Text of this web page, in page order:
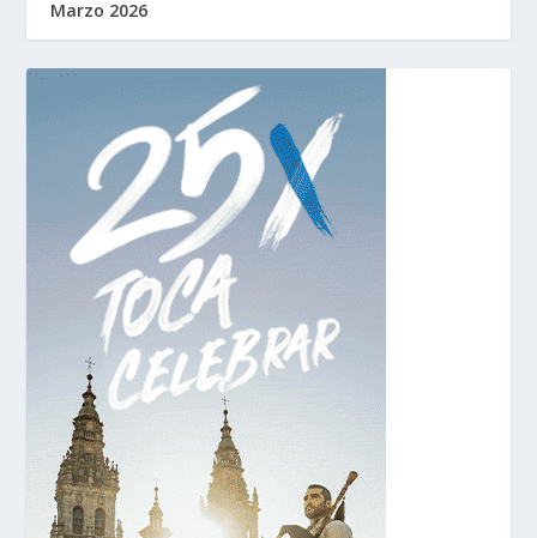
Marzo 2026